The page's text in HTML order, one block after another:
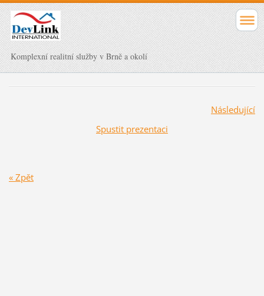
Komplexní realitní služby v Brně a okolí
Následující
Spustit prezentaci
« Zpět